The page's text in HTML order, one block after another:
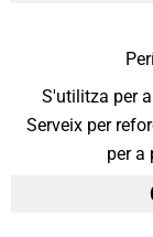
S'utilitza per
Serveix per
per a